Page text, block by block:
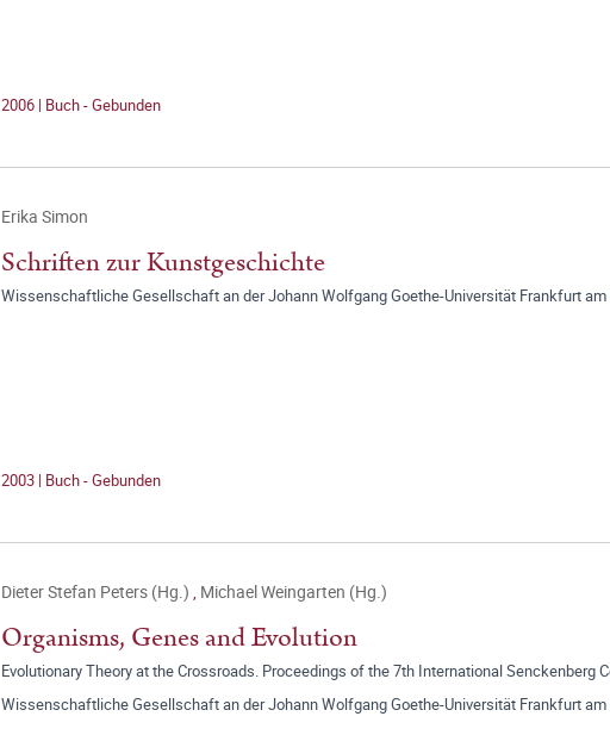
2006 | Buch - Gebunden
Erika Simon
Schriften zur Kunstgeschichte
Wissenschaftliche Gesellschaft an der Johann Wolfgang Goethe-Universität Frankfurt
2003 | Buch - Gebunden
Dieter Stefan Peters (Hg.) , Michael Weingarten (Hg.)
Organisms, Genes and Evolution
Evolutionary Theory at the Crossroads. Proceedings of the 7th International Senckenberg
Wissenschaftliche Gesellschaft an der Johann Wolfgang Goethe-Universität Frankfurt